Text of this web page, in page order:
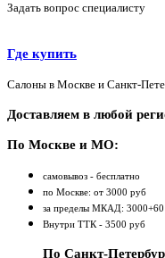
Задать вопрос специалисту
Где купить
Салоны в Москве и Санкт-
Доставляем в любой
По Москве и МО:
самовывоз - бесплатно
по Москве: от 3000 руб
за пределы МКАД:
Внутри ТТК - 3500 руб
По Санкт-